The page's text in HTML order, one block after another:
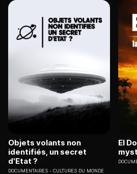
Objets volants non
identifiés, un secret
d'Etat ?
DOCUMENTAIRES CULTURES DU MONDE
El